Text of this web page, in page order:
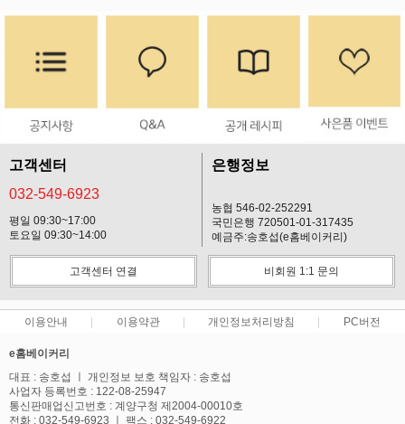
고객센터
032-549-6923
평일 09:30~17:00
토요일 09:30~14:00
은행정보
농협 546-02-252291
국민은행 720501-01-317435
예금주:송호섭(e홈베이커리)
고객센터 연결 비회원 1:1 문의
이용안내 이용약관 개인정보처리방침 PC버전
e홈베이커리
대표 : 송호섭 ㅣ 개인정보 보호 책임자 : 송호섭
사업자 등록번호 : 122-08-25947
통신판매업신고번호 : 계양구청 제2004-00010호
전화 : 032-549-6923 ㅣ 팩스 : 032-549-6922